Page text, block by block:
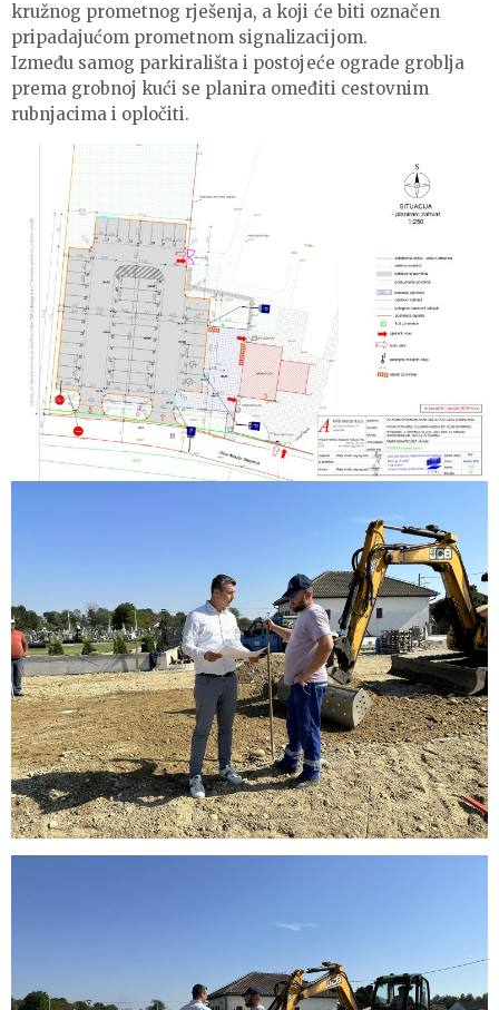
kružnog prometnog rješenja, a koji će biti označen
pripadajućom prometnom signalizacijom.
Između samog parkirališta i postojeće ograde groblja
prema grobnoj kući se planira omeđiti cestovnim
rubnjacima i opločiti.